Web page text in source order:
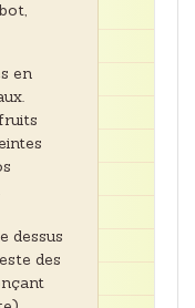
en
dessus
des